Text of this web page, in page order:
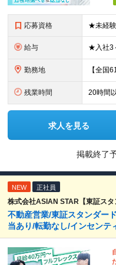
応募資格
給与
勤務地
残業時間 20時間
求人を見る
掲載終了
NEW 正社員
株式会社ASIAN STAR【東証スタ
不動産営業/東証スタンダー
当あり/転勤なし/インセンテ